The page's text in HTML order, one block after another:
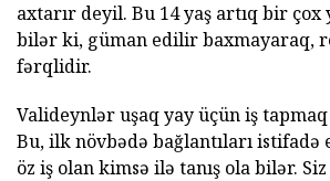
axtarır deyil. Bu 14 yaş artıq bir
bilər ki, güman edilir baxmayaraq,
fərqlidir.
Valideynlər uşaq yay üçün iş
Bu, ilk növbədə bağlantıları
öz iş olan kimsə ilə tanış ola bilər.